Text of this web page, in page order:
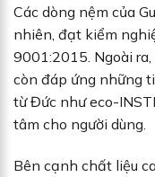
Các dòng nệm của
nhiên, đạt kiểm
9001:2015. Ngoài
còn đáp ứng những
từ Đức như eco-
tâm cho người dùng.
Bên cạnh chất liệu